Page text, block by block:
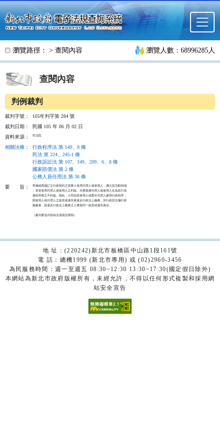
跳至主要內容
瀏覽路徑： > 查閱內容 瀏覽人數：68996285人
查閱內容
判例裁判
裁判字號：
105年判字第 284 號
裁判日期：
民國 105 年 06 月 02 日
資料來源：
司法院
相關法條 ：
行政程序法 第 149、8 條
民法 第 224、245-1 條
行政訴訟法 第 107、149、209、6、8 條
國家賠償法 第 2 條
公務人員任用法 第 36 條
要
旨：
準備或商議訂立行政契約之當事人使用代理人或使用人，擴大其活動領域
，享受使用代理人或使用人之利益，亦應負擔代理人或使用人在為其行為
過程所致之不利益。因此，人民由其使用人或委任代理人參與行政程序，
因使用人或代理人之故意或過失致違反行政法上義務，於行政罰法施行前
裁處者，該違反行政法上義務之人應負同一故意或過失責任。
（裁判要旨內容由法源資訊撰寫）
地 址：(220242)新北市板橋區中山路1段161號
電 話：總機1999 (新北市專用) 或 (02)2960-3456
為民服務時間：週一至週五 08:30~12:30 13:30~17:30(國定假日除外)
本網站為新北市政府版權所有，未經允許，不得以任何形式複製和採用網
站安全宣告